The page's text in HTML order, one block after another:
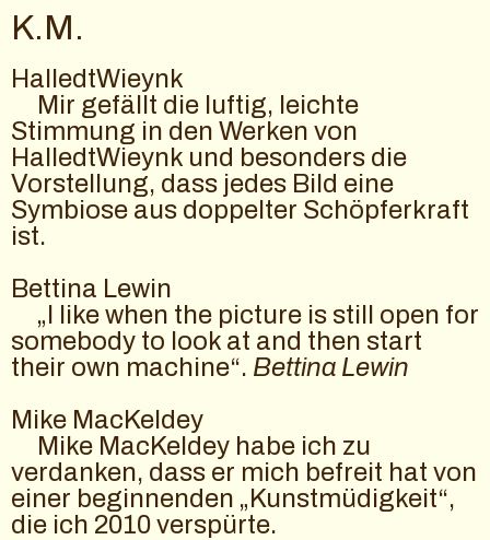
K.M.
HalledtWieynk
Mir gefällt die luftig, leichte
Stimmung in den Werken von
HalledtWieynk und besonders die
Vorstellung, dass jedes Bild eine
Symbiose aus doppelter Schöpferkraft
ist.
Bettina Lewin
„I like when the picture is still open for
somebody to look at and then start
their own machine“. Bettina Lewin
Mike MacKeldey
Mike MacKeldey habe ich zu
verdanken, dass er mich befreit hat von
einer beginnenden „Kunstmüdigkeit“,
die ich 2010 verspürte.